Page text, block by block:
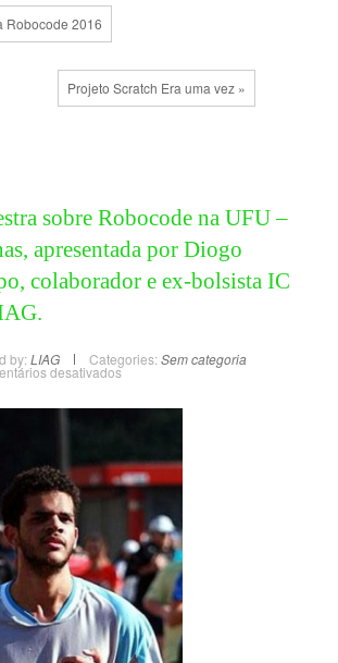
Robocode 2016
Projeto Scratch Era uma vez »
sobre Robocode na UFU –
apresentada por Diogo
colaborador e ex-bolsista IC
by: LIAG Categories: Sem categoria
desativados